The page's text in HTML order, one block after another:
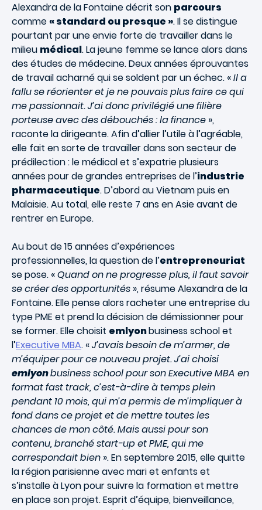
Alexandra de la Fontaine décrit son parcours
comme « standard ou presque ». Il se distingue
pourtant par une envie forte de travailler dans le
milieu médical. La jeune femme se lance alors dans
des études de médecine. Deux années éprouvantes
de travail acharné qui se soldent par un échec. «Il a
fallu se réorienter et je ne pouvais plus faire ce qui
me passionnait. J’ai donc privilégié une filière
porteuse avec des débouchés : la finance »,
raconte la dirigeante. Afin d’allier l’utile à l’agréable,
elle fait en sorte de travailler dans son secteur de
prédilection : le médical et s’expatrie plusieurs
années pour de grandes entreprises de l’industrie
pharmaceutique. D’abord au Vietnam puis en
Malaisie. Au total, elle reste 7 ans en Asie avant de
rentrer en Europe.
Au bout de 15 années d’expériences
professionnelles, la question de l’entrepreneuriat
se pose. «Quand on ne progresse plus, il faut savoir
se créer des opportunités », résume Alexandra de la
Fontaine. Elle pense alors racheter une entreprise du
type PME et prend la décision de démissionner pour
se former. Elle choisit emlyonbusiness school et
l’Executive MBA. «J’avais besoin de m’armer, de
m’équiper pour ce nouveau projet. J’ai choisi
emlyonbusiness school pour son Executive MBA en
format fast track, c’est-à-dire à temps plein
pendant 10 mois, qui m’a permis de m’impliquer à
fond dans ce projet et de mettre toutes les
chances de mon côté. Mais aussi pour son
contenu, branché start-up et PME, qui me
correspondait bien ». En septembre 2015, elle quitte
la région parisienne avec mari et enfants et
s’installe à Lyon pour suivre la formation et mettre
en place son projet. Esprit d’équipe, bienveillance,